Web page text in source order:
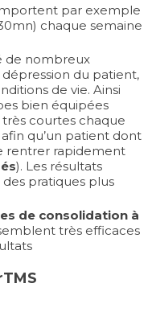
par exemple
chaque semaine
de nombreux
du patient,
de vie. Ainsi
bien équipées
courtes chaque
qu’un patient dont
rentrer rapidement
). Les résultats
pratiques plus
de consolidation à
très efficaces